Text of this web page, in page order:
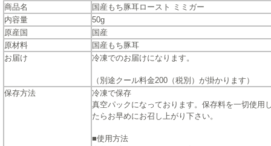
商品名
国産もち豚耳ロースト ミミガー
内容量
50g
原産国
国産
原材料
国産もち豚耳
お届け
冷凍でのお届けになります。
（別途クール料金200（税別）が掛かります）
保存方法
冷凍で保存
真空パックになっております。保存料を一切使用
たらお早めにお召し上がり下さい。
■使用方法